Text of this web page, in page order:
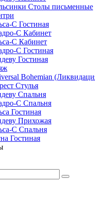
Столы письменные
С Гостиная
С Кабинет
С Кабинет
С Гостиная
Гостиная
Bohemian
Стулья
Спальня
С Спальня
Гостиная
Прихожая
С Спальня
Гостиная